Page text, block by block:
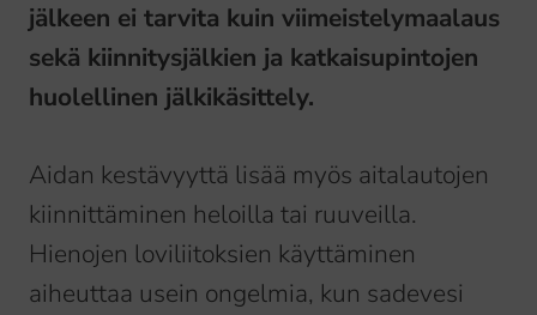
jälkeen ei tarvita kuin viimeistelymaalaus
sekä kiinnitysjälkien ja katkaisupintojen
huolellinen jälkikäsittely.
Aidan kestävyyttä lisää myös aitalautojen
kiinnittäminen heloilla tai ruuveilla.
Hienojen loviliitoksien käyttäminen
aiheuttaa usein ongelmia, kun sadevesi